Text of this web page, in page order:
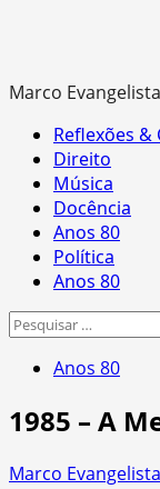
Marco
Primary
Menu
Reflexões &
Direito
Música
Docência
Anos 80
Política
Anos 80
Pesquisar
Anos 80
1985 – A
Marco Evangelista